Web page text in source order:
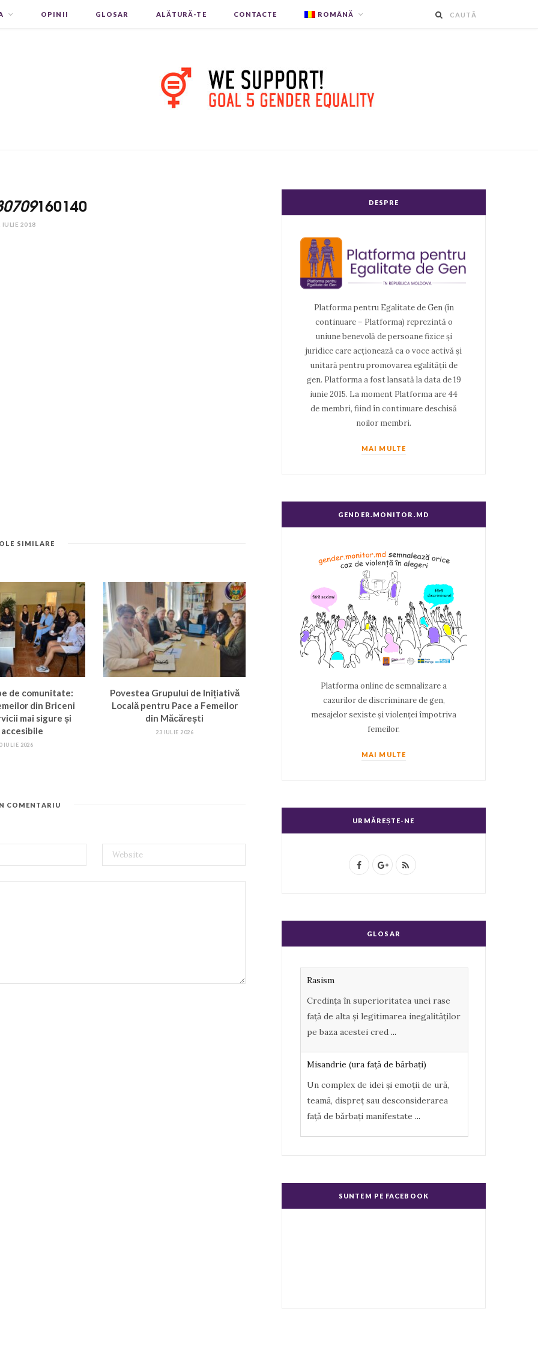
OPINII GLOSAR ALĂTURĂ-TE CONTACTE ROMÂNĂ
160140
IULIE 2018
SIMILARE
de comunitate:
din Briceni
mai sigure și
accesibile
IULIE 2026
Povestea Grupului de Inițiativă
Locală pentru Pace a Femeilor
din Măcărești
23 IULIE 2026
COMENTARIU
DESPRE
Platforma pentru Egalitate de Gen (în
continuare – Platforma) reprezintă o
uniune benevolă de persoane fizice și
juridice care acționează ca o voce activă și
unitară pentru promovarea egalității de
gen. Platforma a fost lansată la data de 19
iunie 2015. La moment Platforma are 44
de membri, fiind în continuare deschisă
noilor membri.
MAI MULTE
GENDER.MONITOR.MD
Platforma online de semnalizare a
cazurilor de discriminare de gen,
mesajelor sexiste și violenței împotriva
femeilor.
MAI MULTE
URMĂREȘTE-NE
F
b
o
k
G
l
e
u
R
GLOSAR
Rasism
Credința în superioritatea unei rase
față de alta și legitimarea inegalităților
pe baza acestei cred ...
Misandrie (ura faţă de bărbaţi)
Un complex de idei şi emoţii de ură,
teamă, dispreţ sau desconsiderarea
faţă de bărbaţi manifestate ...
ură, dispreţ manifestate de bărbaţi faţă
de femei în genere. ...
SUNTEM PE FACEBOOK